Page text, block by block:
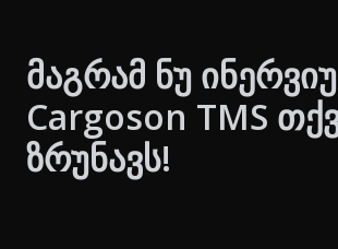
მაგრამ ნუ
Cargoson TMS
ზრუნავს!